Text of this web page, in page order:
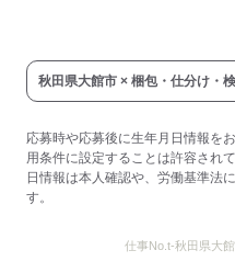
秋田県大館市 × 梱包・仕分け・
応募時や応募後に生年月日情報を
用条件に設定することは許容され
日情報は本人確認や、労働基準法
す。
仕事No.t-秋田県大